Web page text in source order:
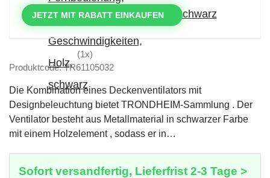
JETZT MIT RABATT EINKAUFEN
(1x)
Produktcode: TR61105032
Die Kombination eines Deckenventilators mit
Designbeleuchtung bietet TRONDHEIM-Sammlung . Der
Ventilator besteht aus Metallmaterial in schwarzer Farbe
mit einem Holzelement , sodass er in…
Sofort versandfertig, Lieferfrist 2-3 Tage >